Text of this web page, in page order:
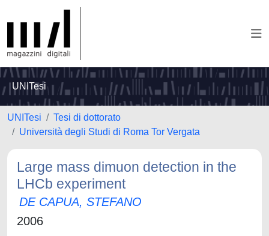
UNITesi
UNITesi
Tesi di dottorato
Università degli Studi di Roma Tor Vergata
Large mass dimuon detection in the
LHCb experiment
DE CAPUA, STEFANO
2006